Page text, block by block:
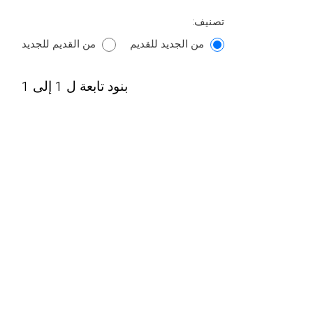
تصنيف:
من الجديد للقديم
من القديم للجديد
بنود تابعة ل 1 إلى 1